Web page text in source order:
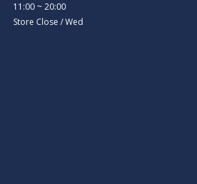
11:00 ~ 20:00
Store Close / Wed